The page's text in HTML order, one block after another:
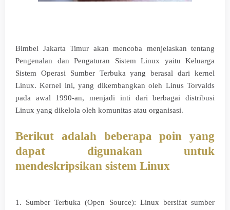
Bimbel Jakarta Timur akan mencoba menjelaskan tentang
Pengenalan dan Pengaturan Sistem Linux yaitu Keluarga
Sistem Operasi Sumber Terbuka yang berasal dari kernel
Linux. Kernel ini, yang dikembangkan oleh Linus Torvalds
pada awal 1990-an, menjadi inti dari berbagai distribusi
Linux yang dikelola oleh komunitas atau organisasi.
Berikut adalah beberapa poin yang
dapat digunakan untuk
mendeskripsikan sistem Linux
1. Sumber Terbuka (Open Source): Linux bersifat sumber